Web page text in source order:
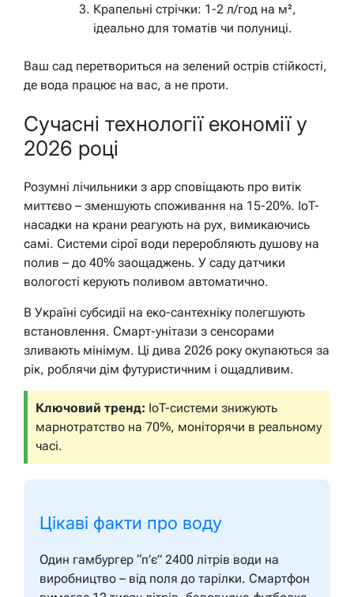
Крапельні стрічки: 1-2 л/год на м²,
ідеально для томатів чи полуниці.
Ваш сад перетвориться на зелений острів стійкості,
де вода працює на вас, а не проти.
Сучасні технології економії у
2026 році
Розумні лічильники з app сповіщають про витік
миттєво – зменшують споживання на 15-20%. IoT-
насадки на крани реагують на рух, вимикаючись
самі. Системи сірої води переробляють душову на
полив – до 40% заощаджень. У саду датчики
вологості керують поливом автоматично.
В Україні субсидії на еко-сантехніку полегшують
встановлення. Смарт-унітази з сенсорами
зливають мінімум. Ці дива 2026 року окупаються за
рік, роблячи дім футуристичним і ощадливим.
Ключовий тренд: IoT-системи знижують
марнотратство на 70%, моніторячи в реальному
часі.
Цікаві факти про воду
Один гамбургер “п’є” 2400 літрів води на
виробництво – від поля до тарілки. Смартфон